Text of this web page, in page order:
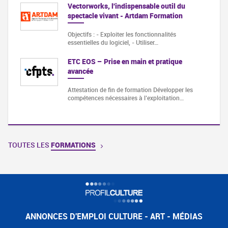
Vectorworks, l'indispensable outil du
spectacle vivant - Artdam Formation
Objectifs : - Exploiter les fonctionnalités
essentielles du logiciel, - Utiliser…
ETC EOS – Prise en main et pratique
avancée
Attestation de fin de formation Développer les
compétences nécessaires à l’exploitation…
TOUTES LES FORMATIONS
ANNONCES D'EMPLOI CULTURE - ART - MÉDIAS